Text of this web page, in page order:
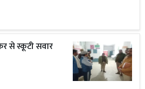
से स्कूटी सवार